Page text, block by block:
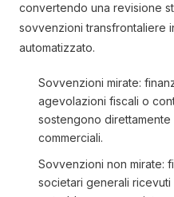
convertendo una revisione
sovvenzioni transfrontaliere
automatizzato.
Sovvenzioni mirate:
agevolazioni fiscali o
sostengono
commerciali.
Sovvenzioni non mirate:
societari generali